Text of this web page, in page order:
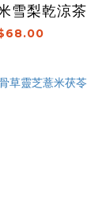
雪梨乾涼茶